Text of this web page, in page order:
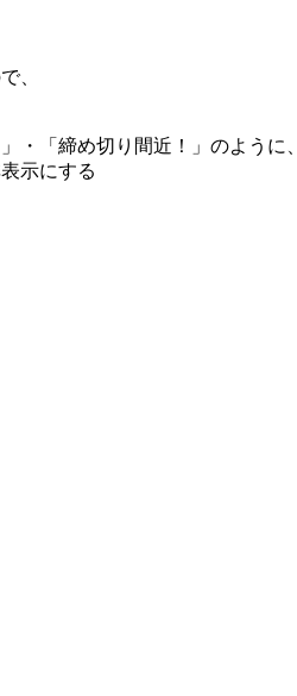
、
・「締め切り間近！」のように、
示にする